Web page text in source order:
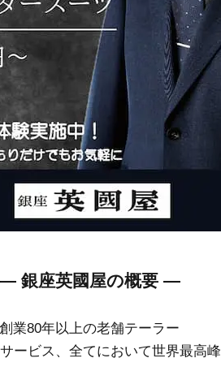
— 銀座英國屋の概要 —
創業80年以上の老舗テーラー
ービス、全てにおいて世界最高峰